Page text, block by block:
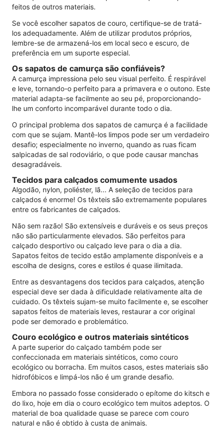
feitos de outros materiais.
Se você escolher sapatos de couro, certifique-se de tratá-
los adequadamente. Além de utilizar produtos próprios,
lembre-se de armazená-los em local seco e escuro, de
preferência em um suporte especial.
Os sapatos de camurça são confiáveis?
A camurça impressiona pelo seu visual perfeito. É respirável
e leve, tornando-o perfeito para a primavera e o outono. Este
material adapta-se facilmente ao seu pé, proporcionando-
lhe um conforto incomparável durante todo o dia.
O principal problema dos sapatos de camurça é a facilidade
com que se sujam. Mantê-los limpos pode ser um verdadeiro
desafio; especialmente no inverno, quando as ruas ficam
salpicadas de sal rodoviário, o que pode causar manchas
desagradáveis.
Tecidos para calçados comumente usados
Algodão, nylon, poliéster, lã... A seleção de tecidos para
calçados é enorme! Os têxteis são extremamente populares
entre os fabricantes de calçados.
Não sem razão! São extensíveis e duráveis ​​e os seus preços
não são particularmente elevados. São perfeitos para
calçado desportivo ou calçado leve para o dia a dia.
Sapatos feitos de tecido estão amplamente disponíveis e a
escolha de designs, cores e estilos é quase ilimitada.
Entre as desvantagens dos tecidos para calçados, atenção
especial deve ser dada à dificuldade relativamente alta de
cuidado. Os têxteis sujam-se muito facilmente e, se escolher
sapatos feitos de materiais leves, restaurar a cor original
pode ser demorado e problemático.
Couro ecológico e outros materiais sintéticos
A parte superior do calçado também pode ser
confeccionada em materiais sintéticos, como couro
ecológico ou borracha. Em muitos casos, estes materiais são
hidrofóbicos e limpá-los não é um grande desafio.
Embora no passado fosse considerado o epítome do kitsch e
do lixo, hoje em dia o couro ecológico tem muitos adeptos. O
material de boa qualidade quase se parece com couro
natural e não é obtido à custa de animais.